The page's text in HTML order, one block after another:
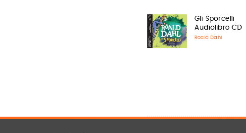
Gli Sporcelli
Audiolibro CD
Roald Dahl